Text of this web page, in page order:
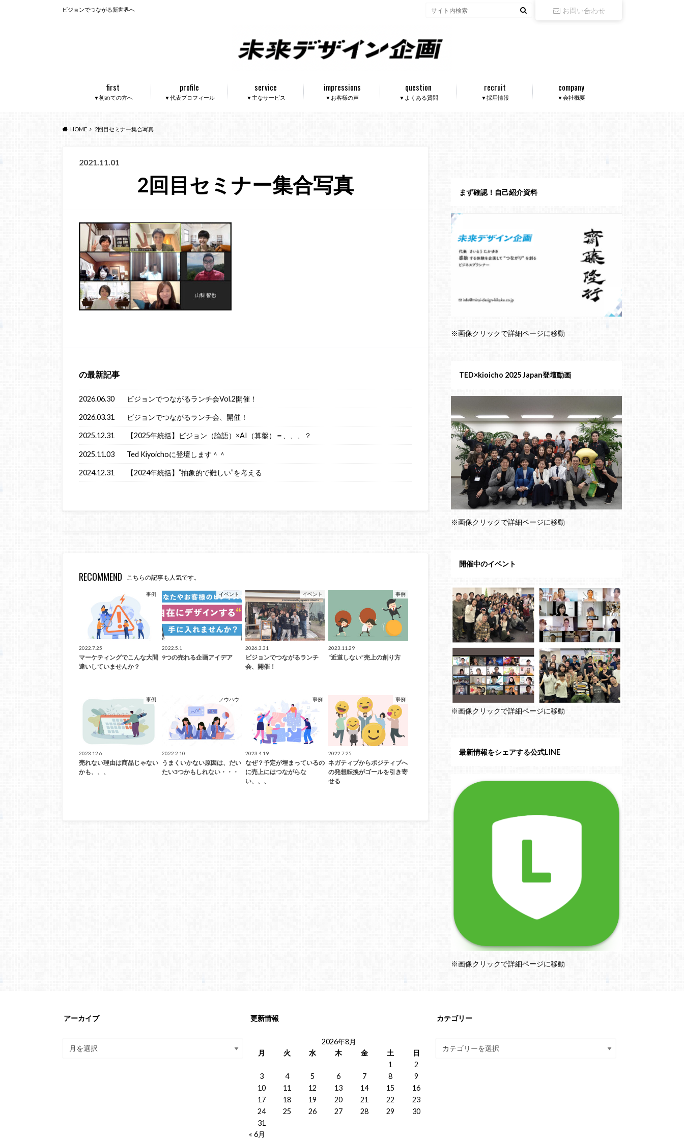
ビジョンでつながる新世界へ お問い合わせ
▼初めての方へ
first
▼代表プロフィール
profile
▼主なサービス
service
▼お客様の声
impressions
▼よくある質問
question
▼採用情報
recruit
▼会社概要
company
HOME 2回目セミナー集合写真
2021.11.01
2回目セミナー集合写真
の最新記事
2026.06.30 ビジョンでつながるランチ会Vol.2開催！
2026.03.31 ビジョンでつながるランチ会、開催！
2025.12.31 【2025年統括】ビジョン（論語）×AI（算盤）＝、、、？
2025.11.03 Ted Kiyoichoに登壇します＾＾
2024.12.31 【2024年統括】”抽象的で難しい”を考える
RECOMMEND こちらの記事も人気です。
事例
2022.7.25
マーケティングでこんな大間
違いしていませんか？
イベント
2022.5.1
9つの売れる企画アイデア
イベント
2026.3.31
ビジョンでつながるランチ
会、開催！
事例
2023.11.29
“近道しない”売上の創り方
事例
2023.12.6
売れない理由は商品じゃない
かも、、、
ノウハウ
2022.2.10
うまくいかない原因は、だい
たい3つかもしれない・・・
事例
2023.4.19
なぜ？予定が埋まっているの
に売上にはつながらな
い、、、
事例
2022.7.25
ネガティブからポジティブへ
の発想転換がゴールを引き寄
せる
まず確認！自己紹介資料
※画像クリックで詳細ページに移動
TED×kioicho 2025 Japan登壇動画
※画像クリックで詳細ページに移動
開催中のイベント
※画像クリックで詳細ページに移動
最新情報をシェアする公式LINE
※画像クリックで詳細ページに移動
アーカイブ 更新情報
2026年8月
月
火 水 木 金 土
日
1
2
3
4 5 6 7 8
9
10
11 12 13 14 15
16
17
18 19 20 21 22
23
24
25 26 27 28 29
30
31
« 6月
カテゴリー